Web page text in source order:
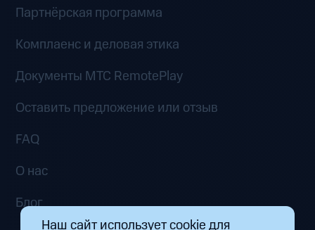
Партнёрская программа
Комплаенс и деловая этика
Документы MTC RemotePlay
Оставить предложение или отзыв
FAQ
О нас
Блог
Наш сайт использует cookie для